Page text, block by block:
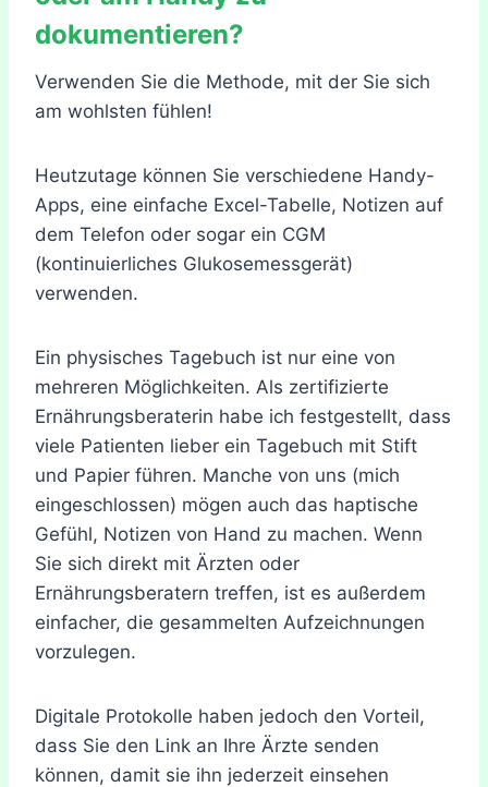
dokumentieren?
Verwenden Sie die Methode, mit der Sie sich
am wohlsten fühlen!
Heutzutage können Sie verschiedene Handy-
Apps, eine einfache Excel-Tabelle, Notizen auf
dem Telefon oder sogar ein CGM
(kontinuierliches Glukosemessgerät)
verwenden.
Ein physisches Tagebuch ist nur eine von
mehreren Möglichkeiten. Als zertifizierte
Ernährungsberaterin habe ich festgestellt, dass
viele Patienten lieber ein Tagebuch mit Stift
und Papier führen. Manche von uns (mich
eingeschlossen) mögen auch das haptische
Gefühl, Notizen von Hand zu machen. Wenn
Sie sich direkt mit Ärzten oder
Ernährungsberatern treffen, ist es außerdem
einfacher, die gesammelten Aufzeichnungen
vorzulegen.
Digitale Protokolle haben jedoch den Vorteil,
dass Sie den Link an Ihre Ärzte senden
können, damit sie ihn jederzeit einsehen